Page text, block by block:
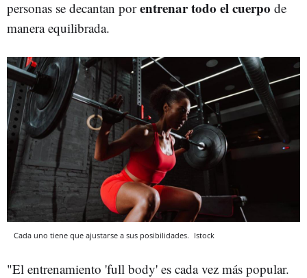
personas se decantan porentrenar todo el cuerpo de
manera equilibrada.
Cada uno tiene que ajustarse a sus posibilidades. Istock
"El entrenamiento 'full body' es cada vez más popular.